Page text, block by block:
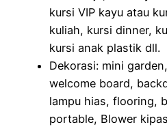
kursi VIP kayu atau
kuliah, kursi dinner,
kursi anak plastik dll.
Dekorasi: mini
welcome board,
lampu hias, flooring,
portable, Blower